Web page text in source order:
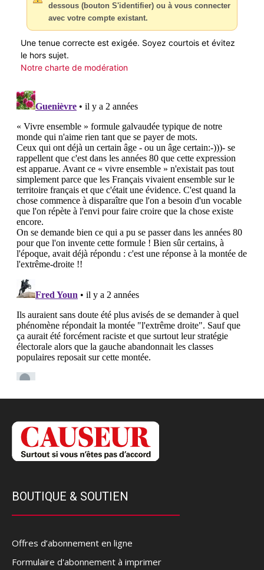
dessous (bouton S'identifier) ou à vous connecter
avec votre compte existant.
Une tenue correcte est exigée. Soyez courtois et évitez
le hors sujet.
Notre charte de modération
BOUTIQUE & SOUTIEN
Offres d’abonnement en ligne
Formulaire d'abonnement à imprimer